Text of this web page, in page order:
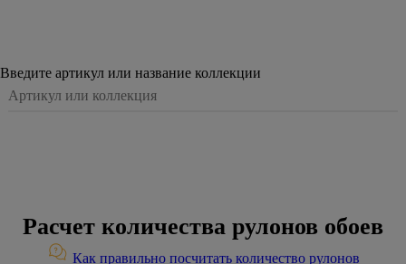
Введите артикул или название коллекции
Расчет количества рулонов обоев
Как правильно посчитать количество рулонов